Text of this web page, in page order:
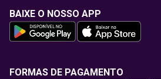
BAIXE O NOSSO APP
FORMAS DE PAGAMENTO